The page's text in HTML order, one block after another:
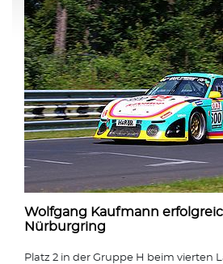
Wolfgang Kaufmann
Nürburgring
Platz 2 in der Gruppe H beim vierten